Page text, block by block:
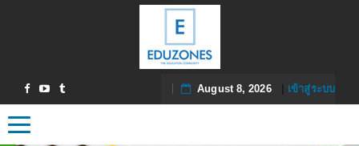
August 8, 2026| เข้าสู่ระบบ
Toggle navigation